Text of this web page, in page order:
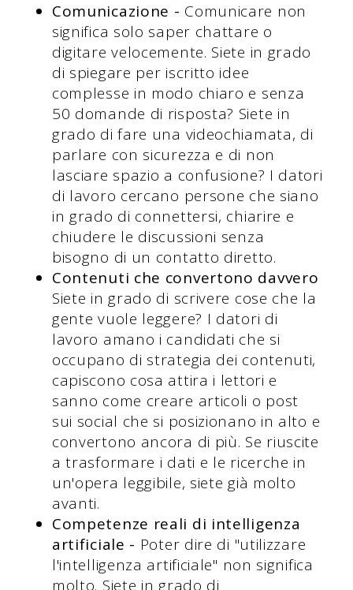
Comunicazione - Comunicare non
significa solo saper chattare o
digitare velocemente. Siete in grado
di spiegare per iscritto idee
complesse in modo chiaro e senza
50 domande di risposta? Siete in
grado di fare una videochiamata, di
parlare con sicurezza e di non
lasciare spazio a confusione? I datori
di lavoro cercano persone che siano
in grado di connettersi, chiarire e
chiudere le discussioni senza
bisogno di un contatto diretto.
Contenuti che convertono davvero
Siete in grado di scrivere cose che la
gente vuole leggere? I datori di
lavoro amano i candidati che si
occupano di strategia dei contenuti,
capiscono cosa attira i lettori e
sanno come creare articoli o post
sui social che si posizionano in alto e
convertono ancora di più. Se riuscite
a trasformare i dati e le ricerche in
un'opera leggibile, siete già molto
avanti.
Competenze reali di intelligenza
artificiale - Poter dire di "utilizzare
l'intelligenza artificiale" non significa
molto. Siete in grado di